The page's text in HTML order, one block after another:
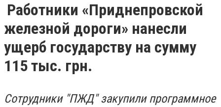
Работники «Приднепровской
железной дороги» нанесли
ущерб государству на сумму
115 тыс. грн.
Сотрудники "ПЖД" закупили программное